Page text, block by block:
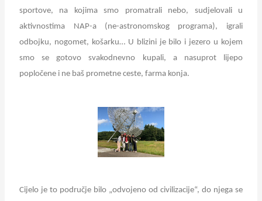
sportove, na kojima smo promatrali nebo, sudjelovali u
aktivnostima NAP-a (ne-astronomskog programa), igrali
odbojku, nogomet, košarku… U blizini je bilo i jezero u kojem
smo se gotovo svakodnevno kupali, a nasuprot lijepo
popločene i ne baš prometne ceste, farma konja.
Cijelo je to područje bilo „odvojeno od civilizacije“, do njega se